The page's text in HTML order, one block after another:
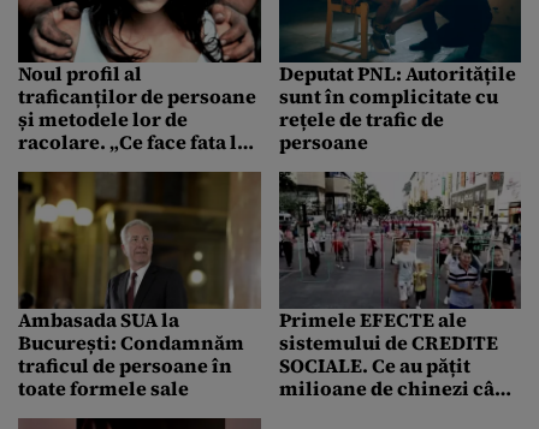
Noul profil al
traficanților de persoane
și metodele lor de
racolare. „Ce face fata lu`
noi în seara asta?”
Deputat PNL: Autoritățile
sunt în complicitate cu
rețele de trafic de
persoane
Ambasada SUA la
București: Condamnăm
traficul de persoane în
toate formele sale
Primele EFECTE ale
sistemului de CREDITE
SOCIALE. Ce au pățit
milioane de chinezi când